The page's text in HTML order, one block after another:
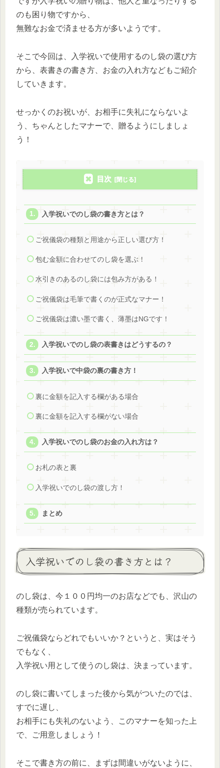
のも困り物ですから、
無難なお金で済ませる方が多いようです。
そこで今回は、入学祝いで使用するのし袋の選び方
から、表書きの書き方、お金の入れ方などもご紹介
していきます。
せっかくのお祝いが、お相手に失礼にならないよ
う、ちゃんとしたマナーで、贈るようにしましょ
う！
目次
入学祝いでのし袋の書き方とは？
ご祝儀袋の種類と用途から正しい選び方！
包む金額に合わせてのし袋を選ぶ！
水引きのあるのし袋には包み方がある！
ご祝儀袋は毛筆で書くのが正式なマナー！
ご祝儀袋は濃い墨で書く、薄墨はNGです！
入学祝いでのし袋の表書きはどうするの？
入学祝いで中袋の裏の書き方！
裏に金額を記入する欄がある場合
裏に金額を記入する欄がない場合
入学祝いでのし袋のお金の入れ方は？
お札の表と裏
入学祝いでのし袋の渡し方！
まとめ
入学祝いでのし袋の書き方とは？
のし袋は、今１００円均一のお店などでも、沢山の
種類が売られています。
ご祝儀袋ならどれでもいいか？というと、実はそう
でもなく、
入学祝い用として使うのし袋は、決まっています。
のし袋に書いてしまった後から気がついたのでは、
すでに遅し、
お相手にも失礼のないよう、このマナーを知った上
で、ご用意しましょう！
そこで書き方の前に、まずは間違いがないように、